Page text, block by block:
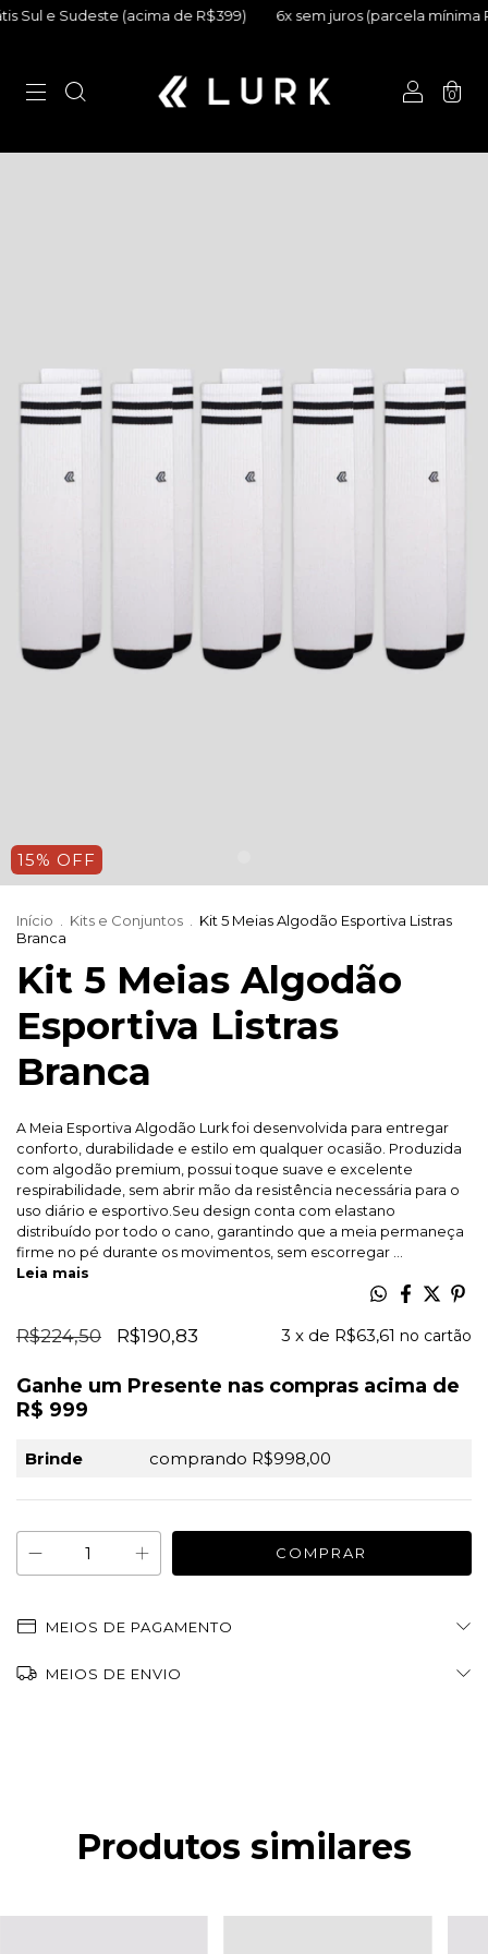
e Sudeste (acima de R$399) 6x sem juros (parcela mínima
0
15% OFF
Início Kits e Conjuntos
Kit 5 Meias Algodão Esportiva Listras
Branca
Kit 5 Meias Algodão
Esportiva Listras
Branca
A Meia Esportiva Algodão Lurk foi desenvolvida para entregar
conforto, durabilidade e estilo em qualquer ocasião. Produzida
com algodão premium, possui toque suave e excelente
respirabilidade, sem abrir mão da resistência necessária para o
uso diário e esportivo.Seu design conta com elastano
distribuído por todo o cano, garantindo que a meia permaneça
firme no pé durante os movimentos, sem escorregar ...
Leia mais
R$224,50 R$190,83 3 x de R$63,61
Ganhe um Presente nas compras acima de
R$ 999
Brinde comprando R$998,00
MEIOS DE PAGAMENTO
MEIOS DE ENVIO
Produtos similares